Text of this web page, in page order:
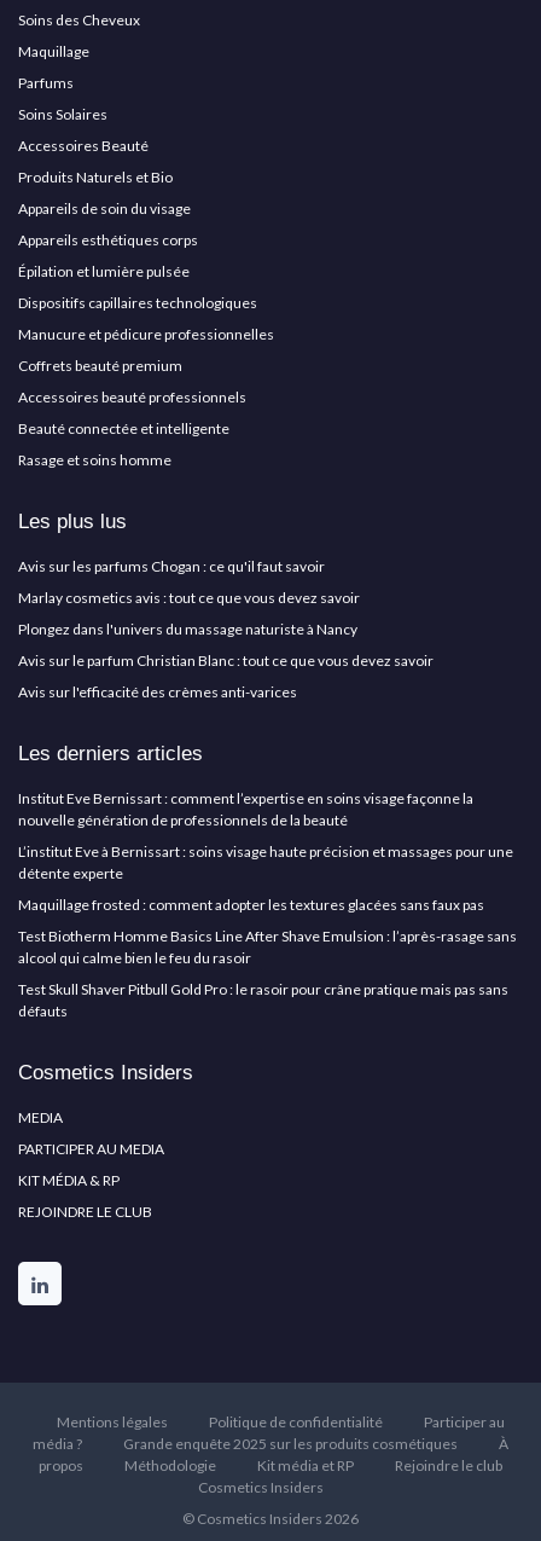
Soins des Cheveux
Maquillage
Parfums
Soins Solaires
Accessoires Beauté
Produits Naturels et Bio
Appareils de soin du visage
Appareils esthétiques corps
Épilation et lumière pulsée
Dispositifs capillaires technologiques
Manucure et pédicure professionnelles
Coffrets beauté premium
Accessoires beauté professionnels
Beauté connectée et intelligente
Rasage et soins homme
Les plus lus
Avis sur les parfums Chogan : ce qu'il faut savoir
Marlay cosmetics avis : tout ce que vous devez savoir
Plongez dans l'univers du massage naturiste à Nancy
Avis sur le parfum Christian Blanc : tout ce que vous devez savoir
Avis sur l'efficacité des crèmes anti-varices
Les derniers articles
Institut Eve Bernissart : comment l’expertise en soins visage façonne la
nouvelle génération de professionnels de la beauté
L’institut Eve à Bernissart : soins visage haute précision et massages pour une
détente experte
Maquillage frosted : comment adopter les textures glacées sans faux pas
Test Biotherm Homme Basics Line After Shave Emulsion : l’après-rasage sans
alcool qui calme bien le feu du rasoir
Test Skull Shaver Pitbull Gold Pro : le rasoir pour crâne pratique mais pas sans
défauts
Cosmetics Insiders
MEDIA
PARTICIPER AU MEDIA
KIT MÉDIA & RP
REJOINDRE LE CLUB
Mentions légales Politique de confidentialité
Participer au
média ?
Grande enquête 2025 sur les produits cosmétiques
À
propos
Méthodologie Kit média et RP
Rejoindre le club
Cosmetics Insiders
© Cosmetics Insiders 2026